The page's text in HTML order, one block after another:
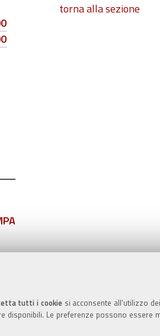
tutti i cookiesi acconsente all’utilizzo
disponibili. Le preferenze possono essere
torna alla sezione